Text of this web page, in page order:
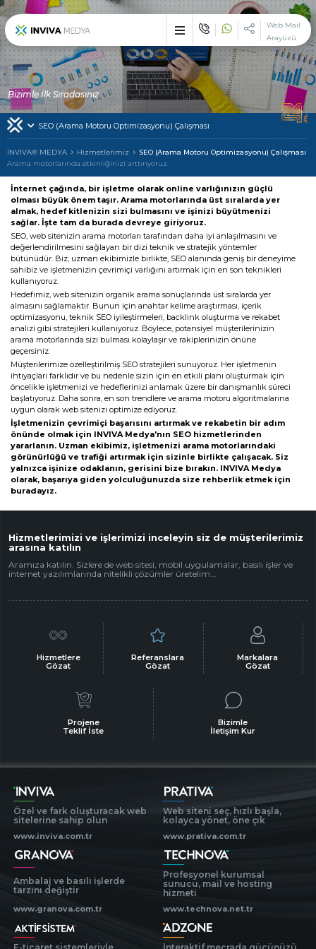
Web Mail
Arayüzü
Bizimle İlk Sıradasınız
SEO (Arama Motoru Optimizasyonu) Çalışması
×
Etkileyici işler üreten
çözüm ortağı : INVIVA
Sektörünüzün vazgeçilemez zirve noktasında, çizgi dışı bir duruş
ile devlerle yarışmak ve çekici olmak istiyorsanız biz varız!
INVIVA
Tek Adreste
Çoklu Hizmetler
Alanında Hizmet Veren
Uzman Markalarımız
Hizmetlerimizden Yararlanan
Müşterilerimiz
INVIVA Ailesi ile
İletişime Geçin
Web Mail Arayüzü
için Tıklayınız
INVIVA® MEDYA Hizmetlerimiz
SEO (Arama Motoru Optimizasyonu) Çalışması
Arama motorlarında etkinliğinizi arttırıyoruz.
İnternet çağında, bir işletme olarak online varlığınızın güçlü
olması büyük önem taşır. Arama motorlarında üst sıralarda yer
almak, hedef kitlenizin sizi bulmasını ve işinizi büyütmenizi
sağlar. İşte tam da burada devreye giriyoruz.
SEO, web sitenizin arama motorları tarafından daha iyi anlaşılmasını ve
değerlendirilmesini sağlayan bir dizi teknik ve stratejik yöntemler
bütünüdür. Biz, uzman ekibimizle birlikte, SEO alanında geniş bir deneyime
sahibiz ve işletmenizin çevrimiçi varlığını artırmak için en son teknikleri
kullanıyoruz.
Hedefimiz, web sitenizin organik arama sonuçlarında üst sıralarda yer
almasını sağlamaktır. Bunun için anahtar kelime araştırması, içerik
optimizasyonu, teknik SEO iyileştirmeleri, backlink oluşturma ve rekabet
analizi gibi stratejileri kullanıyoruz. Böylece, potansiyel müşterilerinizin
arama motorlarında sizi bulması kolaylaşır ve rakiplerinizin önüne
geçersiniz.
Müşterilerimize özelleştirilmiş SEO stratejileri sunuyoruz. Her işletmenin
ihtiyaçları farklıdır ve bu nedenle sizin için en etkili planı oluşturmak için
öncelikle işletmenizi ve hedeflerinizi anlamak üzere bir danışmanlık süreci
başlatıyoruz. Daha sonra, en son trendlere ve arama motoru algoritmalarına
uygun olarak web sitenizi optimize ediyoruz.
İşletmenizin çevrimiçi başarısını artırmak ve rekabetin bir adım
önünde olmak için INVIVA Medya'nın SEO hizmetlerinden
yararlanın. Uzman ekibimiz, işletmenizi arama motorlarındaki
görünürlüğü ve trafiği artırmak için sizinle birlikte çalışacak. Siz
yalnızca işinize odaklanın, gerisini bize bırakın. INVIVA Medya
olarak, başarıya giden yolculuğunuzda size rehberlik etmek için
buradayız.
Hizmetlerimizi ve işlerimizi inceleyin siz de müşterilerimiz
arasına katılın
Aramıza katılın. Sizlere de web sitesi, mobil uygulamalar, basılı işler ve
internet yazılımlarında nitelikli çözümler üretelim...
Hizmetlere
Gözat
Referanslara
Gözat
Markalara
Gözat
Projene
Teklif İste
Bizimle
İletişim Kur
Özel ve fark oluşturacak web
sitelerine sahip olun
www.inviva.com.tr
Web siteni seç, hızlı başla,
kolayca yönet, öne çık
www.prativa.com.tr
Ambalaj ve basılı işlerde
tarzını değiştir
www.granova.com.tr
Profesyonel kurumsal
sunucu, mail ve hosting
hizmeti
www.technova.net.tr